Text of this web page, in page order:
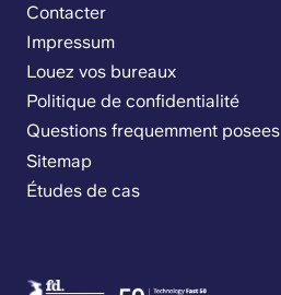
Contacter
Impressum
Louez vos bureaux
Politique de confidentialité
Questions frequemment posees
Sitemap
Études de cas